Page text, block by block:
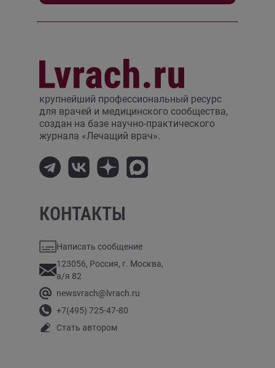
крупнейший профессиональный ресурс
для врачей и медицинского сообщества,
создан на базе научно-практического
журнала «Лечащий врач».
КОНТАКТЫ
Написать сообщение
123056, Россия, г. Москва,
а/я 82
newsvrach@lvrach.ru
+7(495) 725-47-80
Стать автором